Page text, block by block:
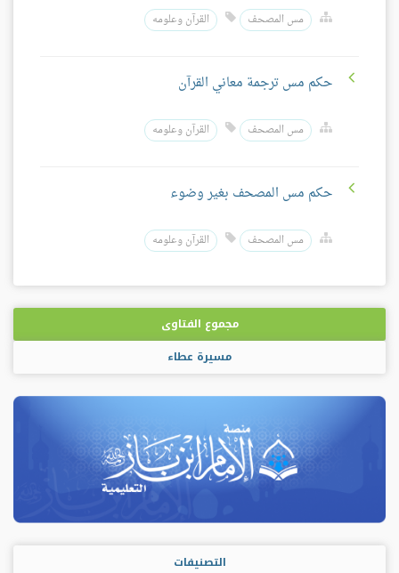
مس المصحف القرآن وعلومه
حكم مس ترجمة معاني القرآن
مس المصحف القرآن وعلومه
حكم مس المصحف بغير وضوء
مس المصحف القرآن وعلومه
مجموع الفتاوى
مسيرة عطاء
التصنيفات